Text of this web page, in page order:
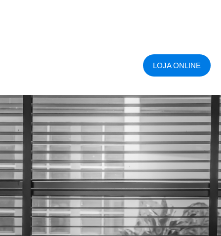
LOJA ONLINE